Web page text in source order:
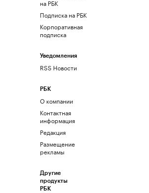
на РБК
Подписка на РБК
Корпоративная
подписка
Уведомления
RSS Новости
РБК
О компании
Контактная
информация
Редакция
Размещение
рекламы
Другие
продукты
РБК